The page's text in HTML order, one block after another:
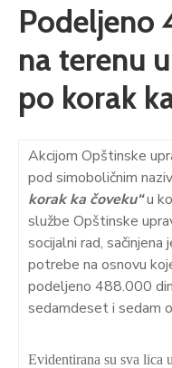
na terenu
po korak
Akcijom Opštinske
pod simoboličnim
korak ka čoveku“u
službe Opštinske
socijalni rad, sačinjena
potrebe na osnovu
podeljeno 488.000
sedamdeset i sedam
Evidentirana su sva lica